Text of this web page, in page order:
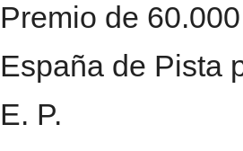
Premio de
España de Pista
E. P.